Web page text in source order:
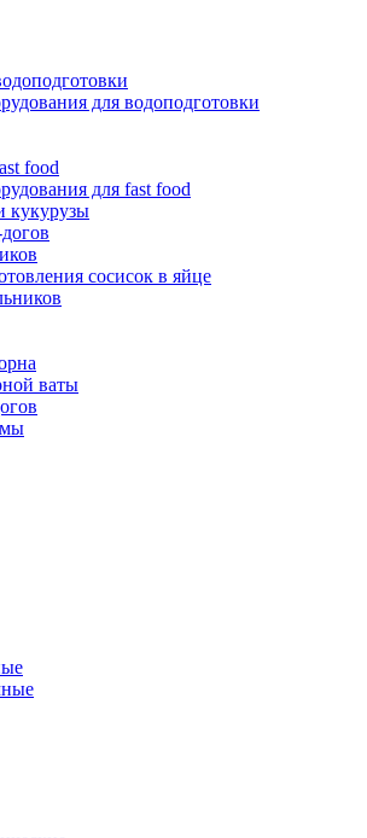
для водоподготовки
food
для fast food
кукурузы
сосисок в яйце
ваты